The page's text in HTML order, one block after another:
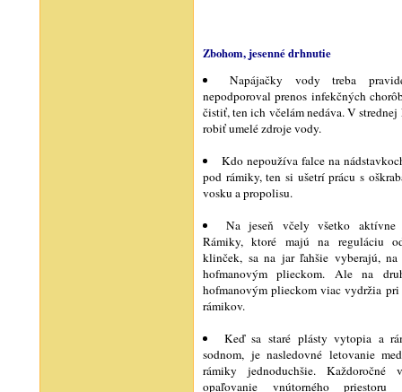
Zbohom, jesenné drhnutie
Napájačky vody treba
nepodporoval prenos infekčných
čistiť, ten ich včelám nedáva. V strednej
robiť umelé zdroje vody.
Kdo nepoužíva falce na
pod rámiky, ten si ušetrí prácu s
vosku a propolisu.
Na jeseň včely všetko aktívne
Rámiky, ktoré majú na reguláciu
klinček, sa na jar ľahšie vyberajú,
hofmanovým plieckom. Ale na
hofmanovým plieckom viac vydržia
rámikov.
Keď sa staré plásty vytopia a
sodnom, je nasledovné letovanie
rámiky jednoduchšie. Každoročné
opaľovanie vnútorného